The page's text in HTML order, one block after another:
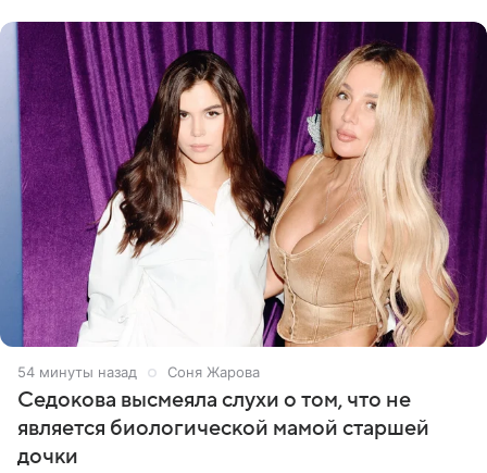
54 минуты назад Соня Жарова
Седокова высмеяла слухи о том, что не
является биологической мамой старшей
дочки